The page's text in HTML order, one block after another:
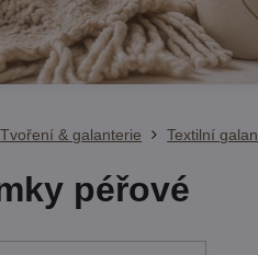
Tvoření & galanterie Textilní
péřové